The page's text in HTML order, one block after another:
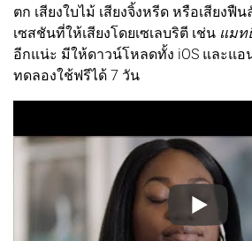
ตก เสียงใบไม้ เสียงจิ้งหรีด หรือเสียงฟื
เซสชันที่ให้เสียงโดยเซเลบริตี เช่น แมท
อีกแน่ะ มีให้ดาวน์โหลดทั้ง iOS และแอ
ทดลองใช้ฟรีได้ 7 วัน